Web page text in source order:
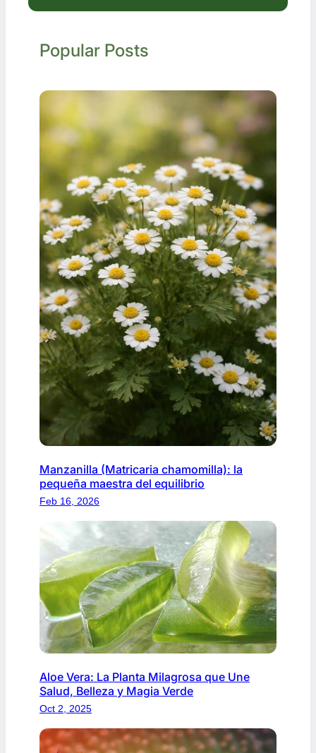
Popular Posts
Manzanilla (Matricaria chamomilla): la
pequeña maestra del equilibrio
Feb 16, 2026
Aloe Vera: La Planta Milagrosa que Une
Salud, Belleza y Magia Verde
Oct 2, 2025